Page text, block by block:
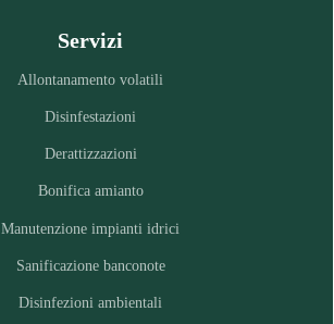
Servizi
Allontanamento volatili
Disinfestazioni
Derattizzazioni
Bonifica amianto
Manutenzione impianti idrici
Sanificazione banconote
Disinfezioni ambientali